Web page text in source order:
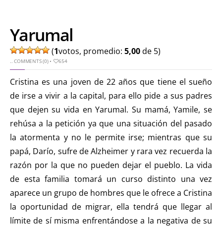
Yarumal
(1votos, promedio: 5,00de 5)
..COMMENTS (0)• 654
Cristina es una joven de 22 años que tiene el sueño
de irse a vivir a la capital, para ello pide a sus padres
que dejen su vida en Yarumal. Su mamá, Yamile, se
rehúsa a la petición ya que una situación del pasado
la atormenta y no le permite irse; mientras que su
papá, Darío, sufre de Alzheimer y rara vez recuerda la
razón por la que no pueden dejar el pueblo. La vida
de esta familia tomará un curso distinto una vez
aparece un grupo de hombres que le ofrece a Cristina
la oportunidad de migrar, ella tendrá que llegar al
límite de sí misma enfrentándose a la negativa de su